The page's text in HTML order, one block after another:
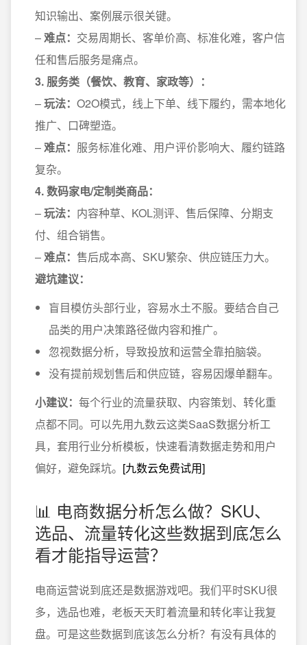
知识输出、案例展示很关键。
–难点： 交易周期长、客单价高、标准化难，客户信
任和售后服务是痛点。
3. 服务类（餐饮、教育、家政等）：
–玩法： O2O模式，线上下单、线下履约，需本地化
推广、口碑塑造。
–难点： 服务标准化难、用户评价影响大、履约链路
复杂。
4. 数码家电/定制类商品：
–玩法： 内容种草、KOL测评、售后保障、分期支
付、组合销售。
–难点： 售后成本高、SKU繁杂、供应链压力大。
避坑建议：
盲目模仿头部行业，容易水土不服。要结合自己
品类的用户决策路径做内容和推广。
忽视数据分析，导致投放和运营全靠拍脑袋。
没有提前规划售后和供应链，容易因爆单翻车。
小建议： 每个行业的流量获取、内容策划、转化重
点都不同。可以先用九数云这类SaaS数据分析工
具，套用行业分析模板，快速看清数据走势和用户
偏好，避免踩坑。 [九数云免费试用]
📊 电商数据分析怎么做？SKU、
选品、流量转化这些数据到底怎么
看才能指导运营？
电商运营说到底还是数据游戏吧。我们平时SKU很
多，选品也难，老板天天盯着流量和转化率让我复
盘。可是这些数据到底该怎么分析？有没有具体的